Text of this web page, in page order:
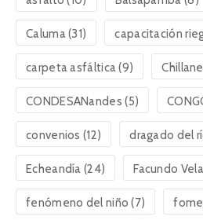
Caluma(31) capacitación
carpeta asfáltica(9)
CONDESANandes (5)
convenios (12) dragado del
Echeandía (24) Facundo Vela
fenómeno del niño (7)